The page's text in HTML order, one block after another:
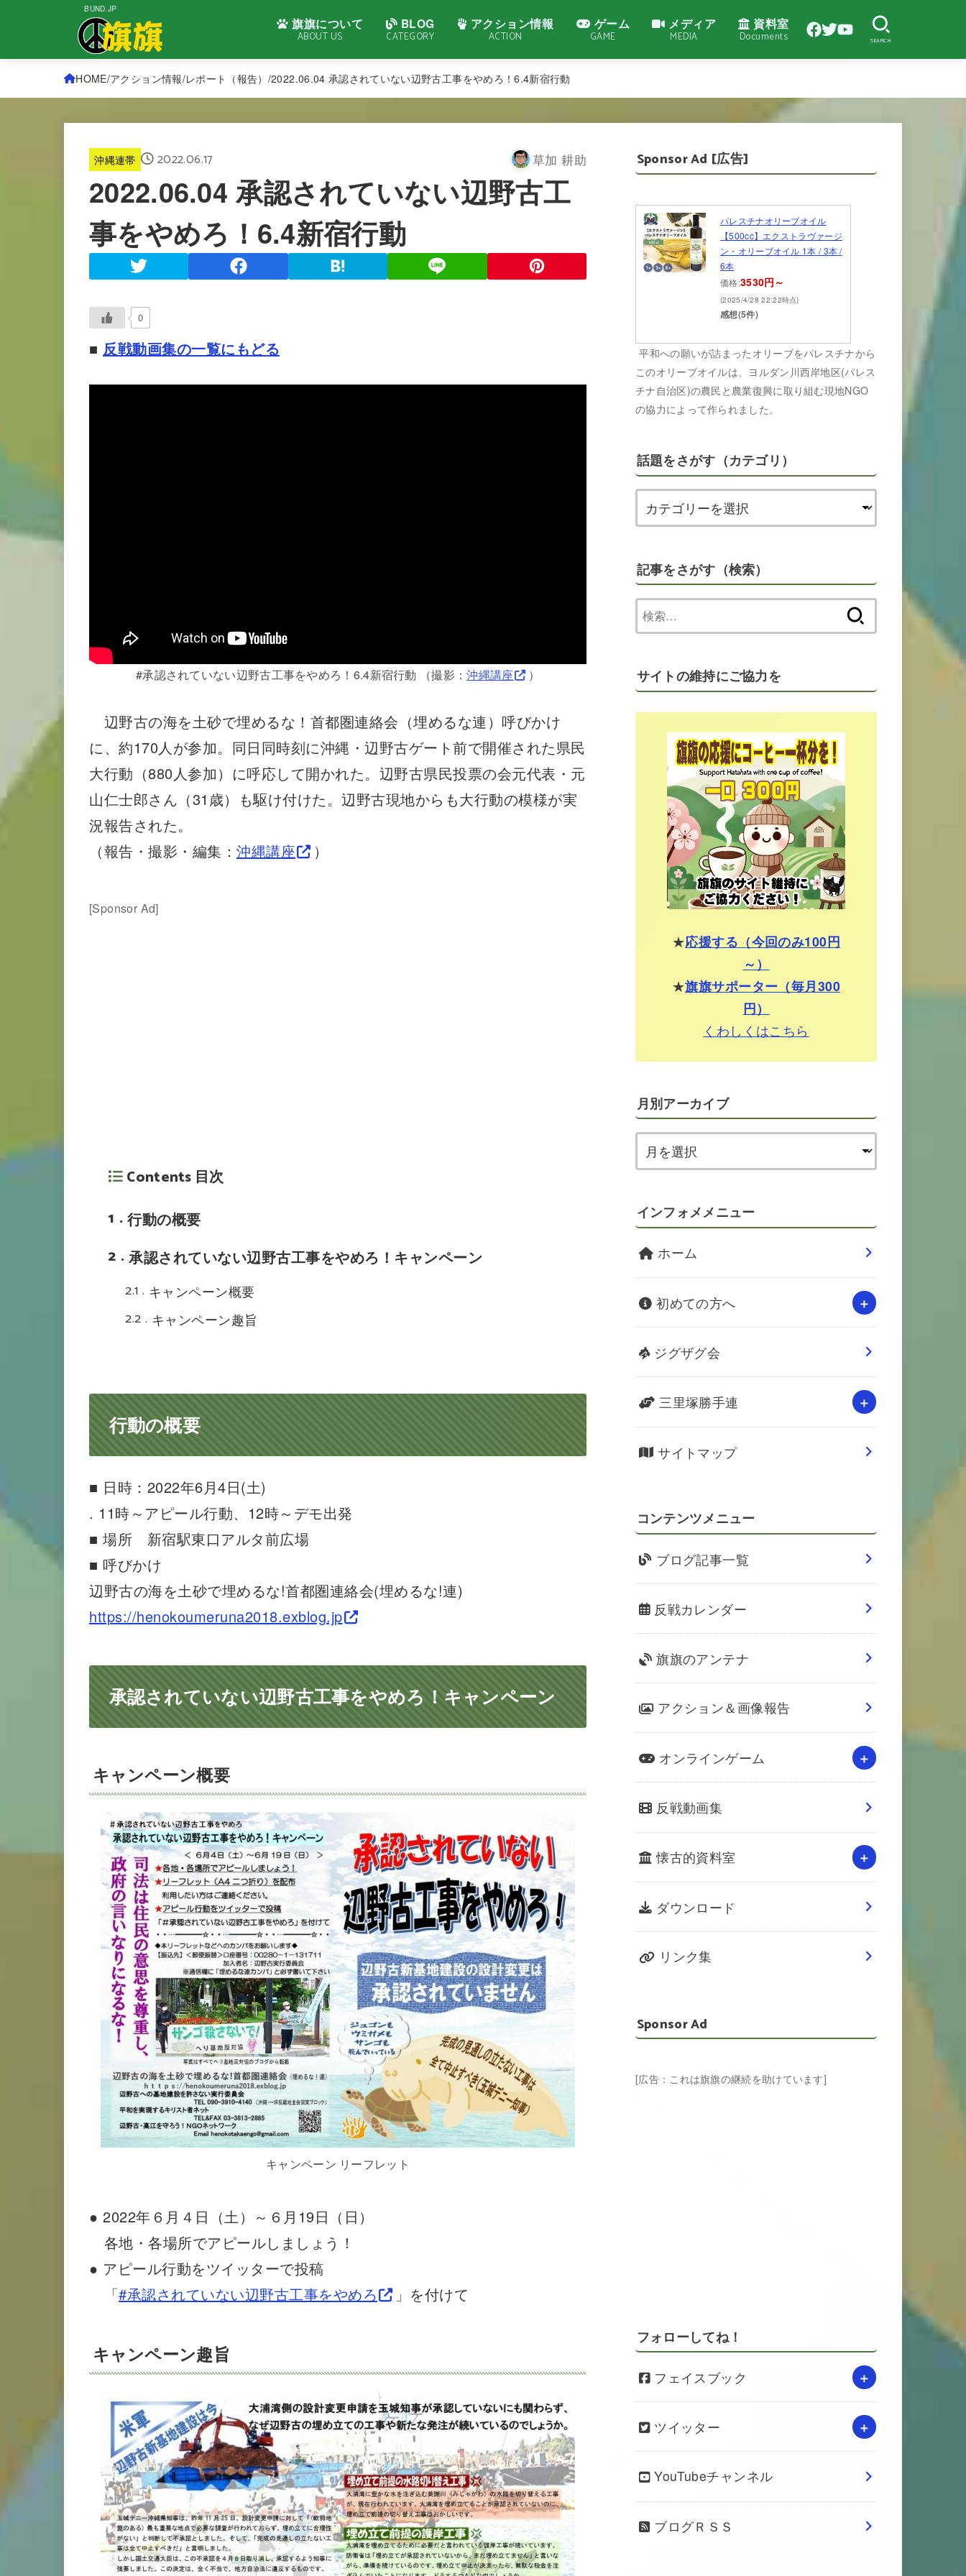
BUND.JP
旗旗について
ABOUT US
BLOG
CATEGORY
アクション情報
ACTION
ゲーム
GAME
メディア
MEDIA
資料室
Documents SEARCH
HOME アクション情報 レポート（報告） 2022.06.04 承認されていない辺野古工事をやめろ！6.4新宿行動
沖縄連帯 2022.06.17 草加 耕助
2022.06.04 承認されていない辺野古工
事をやめろ！6.4新宿行動
0
■ 反戦動画集の一覧にもどる
#承認されていない辺野古工事をやめろ！6.4新宿行動 （撮影：沖縄講座 ）
辺野古の海を土砂で埋めるな！首都圏連絡会（埋めるな連）呼びかけ
に、約170人が参加。同日同時刻に沖縄・辺野古ゲート前で開催された県民
大行動（880人参加）に呼応して開かれた。辺野古県民投票の会元代表・元
山仁士郎さん（31歳）も駆け付けた。辺野古現地からも大行動の模様が実
況報告された。
（報告・撮影・編集： 沖縄講座 ）
[Sponsor Ad]
Contents 目次
1
行動の概要
2 承認されていない辺野古工事をやめろ！キャンペーン
2.1 キャンペーン概要
2.2 キャンペーン趣旨
行動の概要
■ 日時：2022年6月4日(土)
. 11時～アピール行動、12時～デモ出発
■ 場所 新宿駅東口アルタ前広場
■ 呼びかけ
辺野古の海を土砂で埋めるな!首都圏連絡会(埋めるな!連)
https://henokoumeruna2018.exblog.jp
承認されていない辺野古工事をやめろ！キャンペーン
キャンペーン概要
キャンペーン リーフレット
● 2022年６月４日（土）～６月19日（日）
各地・各場所でアピールしましょう！
● アピール行動をツイッターで投稿
「#承認されていない辺野古工事をやめろ 」を付けて
キャンペーン趣旨
Sponsor Ad [広告]
パレスチナオリーブオイル
【500cc】エクストラヴァージ
ン・オリーブオイル 1本 / 3本 /
6本
価格:3530円～
(2025/4/28 22:22時点)
感想(5件)
平和への願いが詰まったオリーブをパレスチナから
このオリーブオイルは、ヨルダン川西岸地区(パレス
チナ自治区)の農民と農業復興に取り組む現地NGO
の協力によって作られました。
話題をさがす（カテゴリ）
記事をさがす（検索）
索:
サイトの維持にご協力を
★応援する（今回のみ100円
～）
★旗旗サポーター（毎月300
円）
くわしくはこちら
月別アーカイブ
インフォメメニュー
ホーム
初めての方へ
ジグザグ会
三里塚勝手連
サイトマップ
コンテンツメニュー
ブログ記事一覧
反戦カレンダー
旗旗のアンテナ
アクション＆画像報告
オンラインゲーム
反戦動画集
懐古的資料室
ダウンロード
リンク集
Sponsor Ad
[広告：これは旗旗の継続を助けています]
フォローしてね！
フェイスブック
ツイッター
YouTubeチャンネル
ブログＲＳＳ